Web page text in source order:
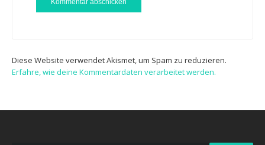
Diese Website verwendet Akismet, um Spam zu reduzieren.
Erfahre, wie deine Kommentardaten verarbeitet werden.